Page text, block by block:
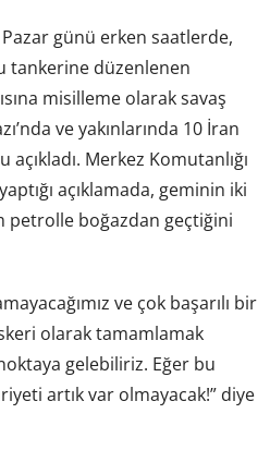
Pazar günü erken saatlerde,
tankerine düzenlenen
misilleme olarak savaş
ve yakınlarında 10 İran
Merkez Komutanlığı
açıklamada, geminin iki
petrolle boğazdan geçtiğini
ve çok başarılı bir
olarak tamamlamak
gelebiliriz. Eğer bu
artık var olmayacak!” diye